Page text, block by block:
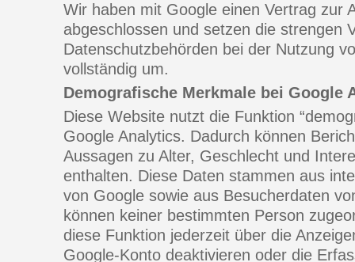
Wir haben mit Google einen Vertrag zur
abgeschlossen und setzen die strengen
Datenschutzbehörden bei der Nutzung
vollständig um.
Demografische Merkmale bei Google
Diese Website nutzt die Funktion
Google Analytics. Dadurch können
Aussagen zu Alter, Geschlecht und
enthalten. Diese Daten stammen aus
von Google sowie aus Besucherdaten
können keiner bestimmten Person
diese Funktion jederzeit über die
Google-Konto deaktivieren oder die